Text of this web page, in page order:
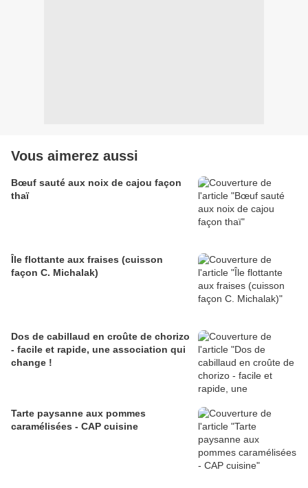
Vous aimerez aussi
Bœuf sauté aux noix de cajou façon
thaï
Île flottante aux fraises (cuisson
façon C. Michalak)
Dos de cabillaud en croûte de chorizo
- facile et rapide, une association qui
change !
Tarte paysanne aux pommes
caramélisées - CAP cuisine